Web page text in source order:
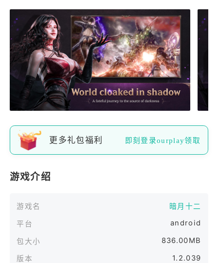
更多礼包福利 即刻登录ourplay领取
游戏介绍
游戏名
暗月十二
平台
android
包大小 836.00MB
版本 1.2.039